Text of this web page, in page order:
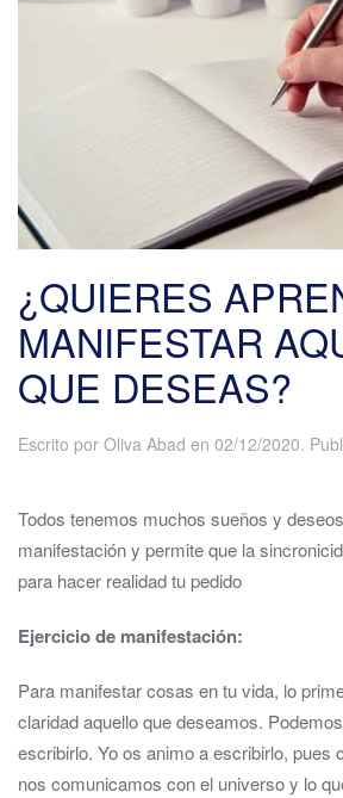
¿QUIERES
MANIFESTAR
QUE DESEAS?
Escrito por Oliva Abad en 02/12/2020.
Todos tenemos muchos sueños y
manifestación y permite que la
para hacer realidad tu pedido
Ejercicio de manifestación:
Para manifestar cosas en tu vida, lo
claridad aquello que deseamos.
escribirlo. Yo os animo a escribirlo, pues
nos comunicamos con el universo y lo